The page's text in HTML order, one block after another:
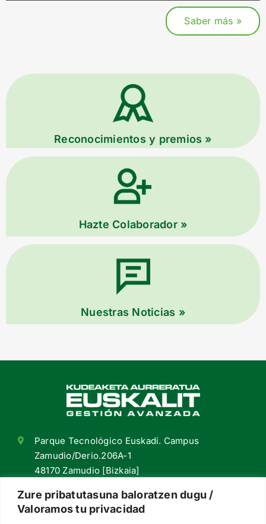
Zure pribatutasuna baloratzen dugu /
Valoramos tu privacidad
Saber más »
Reconocimientos y premios »
Hazte Colaborador »
Nuestras Noticias »
Parque Tecnológico Euskadi. Campus
Zamudio/Derio.206A-1
48170 Zamudio [Bizkaia]
+34 94 420 98 55
euskalit@euskalit.net